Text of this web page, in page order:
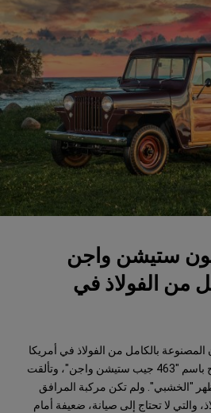
ستيشن واجن
من الفولاذ في
بالكامل من الفولاذ في أمريكا
في يوليو 1946 تحت النموذج باسم "463 جيب ستيشن واجن"، وتألقت
"الخشبي". ولم تكن مركبة المرافق
والتي لا تحتاج إلى صيانة، ضعيفة أمام